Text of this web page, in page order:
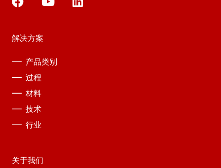
解决方案
产品类别
过程
材料
技术
行业
关于我们